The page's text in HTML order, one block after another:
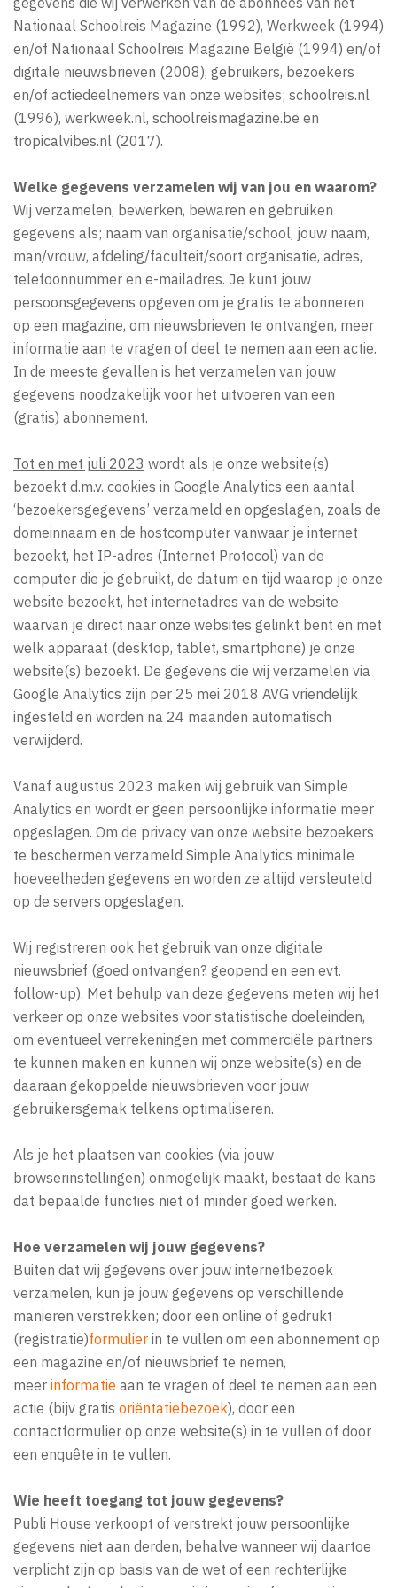
Nationaal Schoolreis Magazine (1992), Werkweek (1994)
en/of Nationaal Schoolreis Magazine België (1994) en/of
digitale nieuwsbrieven (2008), gebruikers, bezoekers
en/of actiedeelnemers van onze websites; schoolreis.nl
(1996), werkweek.nl, schoolreismagazine.be en
tropicalvibes.nl (2017).
Welke gegevens verzamelen wij van jou en waarom?
Wij verzamelen, bewerken, bewaren en gebruiken
gegevens als; naam van organisatie/school, jouw naam,
man/vrouw, afdeling/faculteit/soort organisatie, adres,
telefoonnummer en e-mailadres. Je kunt jouw
persoonsgegevens opgeven om je gratis te abonneren
op een magazine, om nieuwsbrieven te ontvangen, meer
informatie aan te vragen of deel te nemen aan een actie.
In de meeste gevallen is het verzamelen van jouw
gegevens noodzakelijk voor het uitvoeren van een
(gratis) abonnement.
Tot en met juli 2023 wordt als je onze website(s)
bezoekt d.m.v. cookies in Google Analytics een aantal
‘bezoekersgegevens’ verzameld en opgeslagen, zoals de
domeinnaam en de hostcomputer vanwaar je internet
bezoekt, het IP-adres (Internet Protocol) van de
computer die je gebruikt, de datum en tijd waarop je onze
website bezoekt, het internetadres van de website
waarvan je direct naar onze websites gelinkt bent en met
welk apparaat (desktop, tablet, smartphone) je onze
website(s) bezoekt. De gegevens die wij verzamelen via
Google Analytics zijn per 25 mei 2018 AVG vriendelijk
ingesteld en worden na 24 maanden automatisch
verwijderd.
Vanaf augustus 2023 maken wij gebruik van Simple
Analytics en wordt er geen persoonlijke informatie meer
opgeslagen. Om de privacy van onze website bezoekers
te beschermen verzameld Simple Analytics minimale
hoeveelheden gegevens en worden ze altijd versleuteld
op de servers opgeslagen.
Wij registreren ook het gebruik van onze digitale
nieuwsbrief (goed ontvangen?, geopend en een evt.
follow-up). Met behulp van deze gegevens meten wij het
verkeer op onze websites voor statistische doeleinden,
om eventueel verrekeningen met commerciële partners
te kunnen maken en kunnen wij onze website(s) en de
daaraan gekoppelde nieuwsbrieven voor jouw
gebruikersgemak telkens optimaliseren.
Als je het plaatsen van cookies (via jouw
browserinstellingen) onmogelijk maakt, bestaat de kans
dat bepaalde functies niet of minder goed werken.
Hoe verzamelen wij jouw gegevens?
Buiten dat wij gegevens over jouw internetbezoek
verzamelen, kun je jouw gegevens op verschillende
manieren verstrekken; door een online of gedrukt
(registratie)formulier in te vullen om een abonnement op
een magazine en/of nieuwsbrief te nemen,
meer informatie aan te vragen of deel te nemen aan een
actie (bijv gratis oriëntatiebezoek), door een
contactformulier op onze website(s) in te vullen of door
een enquête in te vullen.
Wie heeft toegang tot jouw gegevens?
Publi House verkoopt of verstrekt jouw persoonlijke
gegevens niet aan derden, behalve wanneer wij daartoe
verplicht zijn op basis van de wet of een rechterlijke